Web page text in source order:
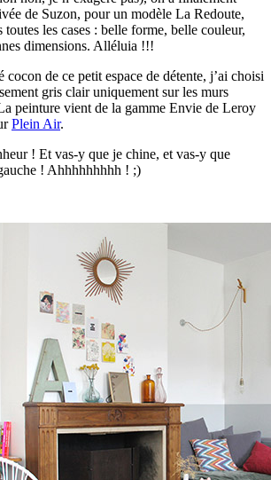
de Suzon, pour un modèle La Redoute,
les cases : belle forme, belle couleur,
dimensions. Alléluia !!!
cocon de ce petit espace de détente, j’ai choisi
gris clair uniquement sur les murs
peinture vient de la gamme Envie de Leroy
Plein Air.
! Et vas-y que je chine, et vas-y que
! Ahhhhhhhhh ! ;)